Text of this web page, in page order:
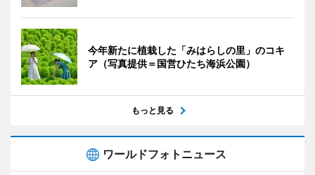
今年新たに植栽した「みはらしの里」のコキ
ア（写真提供＝国営ひたち海浜公園）
もっと見る
ワールドフォトニュース